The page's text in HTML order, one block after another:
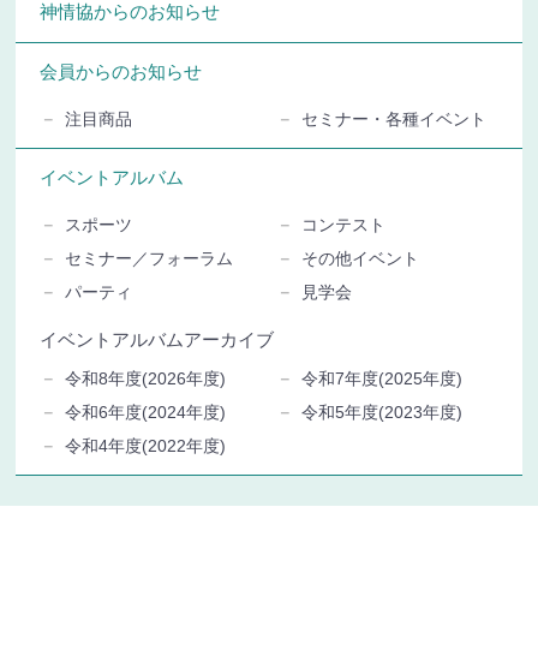
神情協からのお知らせ
会員からのお知らせ
注目商品 セミナー・各種イベント
イベントアルバム
スポーツ
コンテスト
セミナー／フォーラム
その他イベント
パーティ
見学会
イベントアルバムアーカイブ
令和8年度(2026年度)
令和7年度(2025年度)
令和6年度(2024年度)
令和5年度(2023年度)
令和4年度(2022年度)